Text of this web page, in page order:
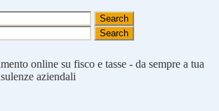
online su fisco e tasse - da sempre a tua
aziendali